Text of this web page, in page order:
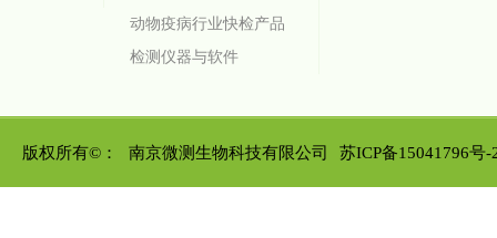
动物疫病行业快检产品
检测仪器与软件
版权所有©： 南京微测生物科技有限公司 苏ICP备15041796号-